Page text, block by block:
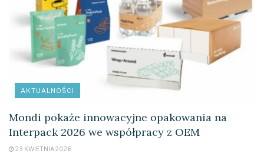
AKTUALNOŚCI
Mondi pokaże innowacyjne opakowania na
Interpack 2026 we współpracy z OEM
23 KWIETNIA 2026